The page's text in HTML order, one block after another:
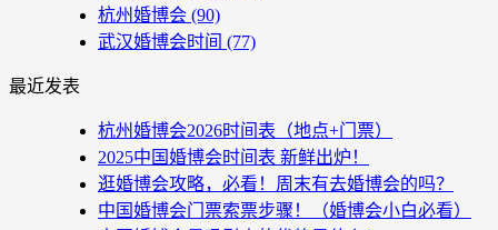
杭州婚博会 (90)
武汉婚博会时间 (77)
最近发表
杭州婚博会2026时间表（地点+门票）
2025中国婚博会时间表 新鲜出炉！
逛婚博会攻略，必看！周末有去婚博会的吗？
中国婚博会门票索票步骤！（婚博会小白必看）